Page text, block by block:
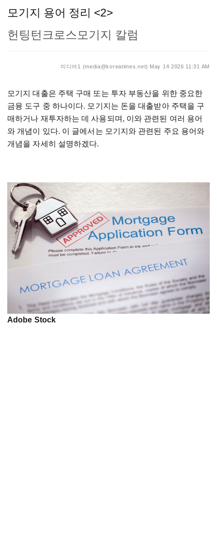
모기지 용어 정리 <2>
헌팅턴크로스모기지 칼럼
미디어1 (media@koreatimes.net) May 14 2026 11:31 AM
모기지 대출은 주택 구매 또는 투자 부동산을 위한 중요한
금융 도구 중 하나이다. 모기지는 돈을 대출받아 주택을 구
매하거나 재투자하는 데 사용되며, 이와 관련된 여러 용어
와 개념이 있다. 이 글에서는 모기지와 관련된 주요 용어와
개념을 자세히 설명하겠다.
Adobe Stock